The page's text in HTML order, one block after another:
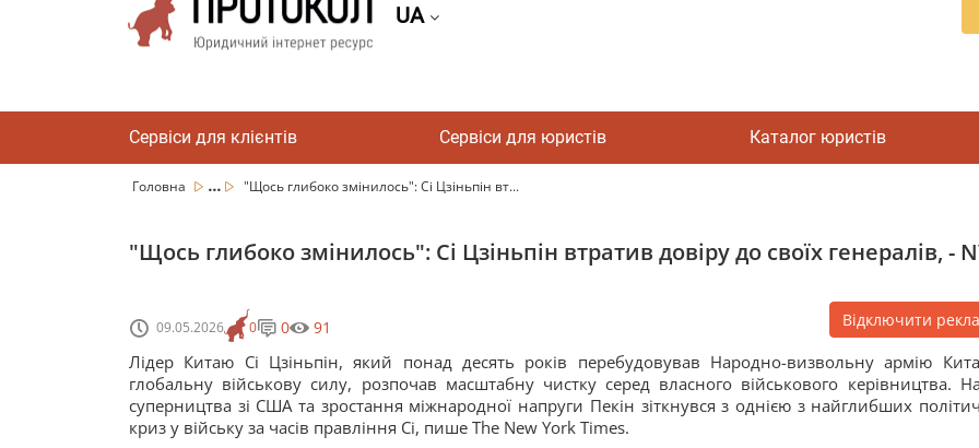
UA
Сервіси для клієнтів Сервіси для юристів Каталог юристів
Головна ... "Щось глибоко змінилось": Сі Цзіньпін вт...
"Щось глибоко змінилось": Сі Цзіньпін втратив довіру до своїх генералів, -
09.05.2026 0 0 91 Відключити
Лідер Китаю Сі Цзіньпін, який понад десять років перебудовував Народно-визвольну армію
глобальну військову силу, розпочав масштабну чистку серед власного військового керівництва.
суперництва зі США та зростання міжнародної напруги Пекін зіткнувся з однією з найглибших
криз у війську за часів правління Сі, пише The New York Times.